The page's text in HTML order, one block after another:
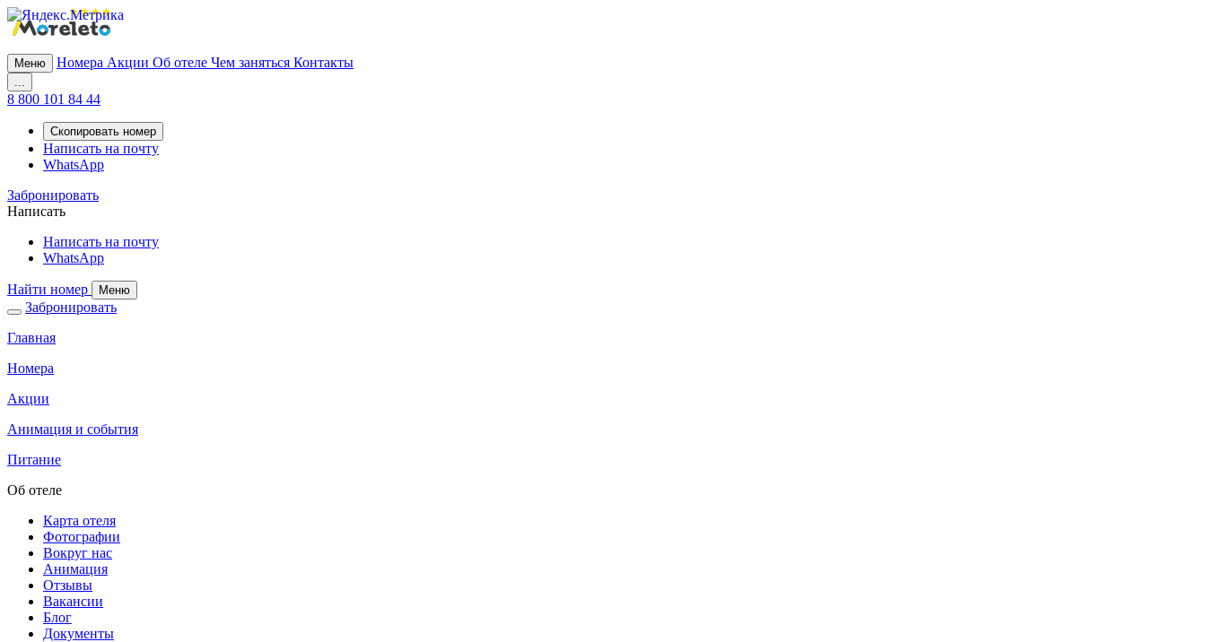
Меню Номера Акции Об отеле Чем заняться Контакты
...
8 800 101 84 44
Скопировать номер
Написать на почту
WhatsApp
Забронировать
Написать
Написать на почту
WhatsApp
Найти номер Меню
Забронировать
Главная
Номера
Акции
Анимация и события
Питание
Об отеле
Карта отеля
Фотографии
Вокруг нас
Анимация
Отзывы
Вакансии
Блог
Документы